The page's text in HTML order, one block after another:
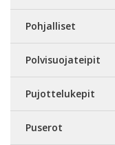
Pohjalliset
Polvisuojateipit
Pujottelukepit
Puserot